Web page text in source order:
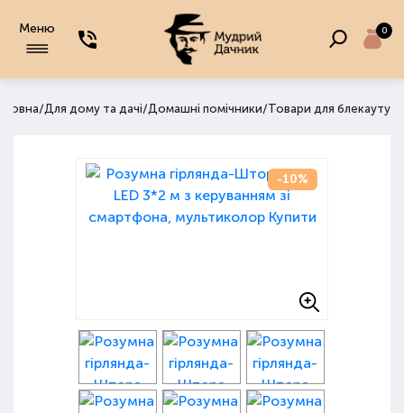
Меню 0
/Для дому та дачі/Домашні помічники/Товари для блекауту
-10%